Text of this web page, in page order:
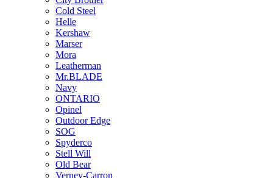
Cold Steel
Helle
Kershaw
Marser
Mora
Leatherman
Mr.BLADE
Navy
ONTARIO
Opinel
Outdoor Edge
SOG
Spyderco
Stell Will
Old Bear
Verney-Carron